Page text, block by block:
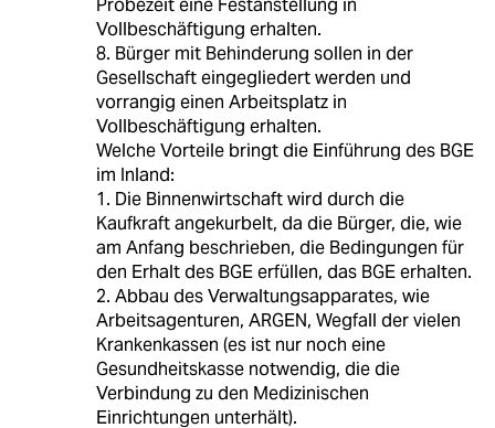
Probezeit eine Festanstellung in
Vollbeschäftigung erhalten.
8. Bürger mit Behinderung sollen in der
Gesellschaft eingegliedert werden und
vorrangig einen Arbeitsplatz in
Vollbeschäftigung erhalten.
Welche Vorteile bringt die Einführung des BGE
im Inland:
1. Die Binnenwirtschaft wird durch die
Kaufkraft angekurbelt, da die Bürger, die, wie
am Anfang beschrieben, die Bedingungen für
den Erhalt des BGE erfüllen, das BGE erhalten.
2. Abbau des Verwaltungsapparates, wie
Arbeitsagenturen, ARGEN, Wegfall der vielen
Krankenkassen (es ist nur noch eine
Gesundheitskasse notwendig, die die
Verbindung zu den Medizinischen
Einrichtungen unterhält).